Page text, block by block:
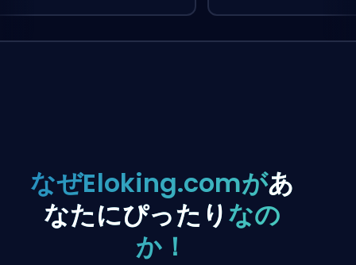
なぜEloking.comがあ
なたにぴったりなの
か！